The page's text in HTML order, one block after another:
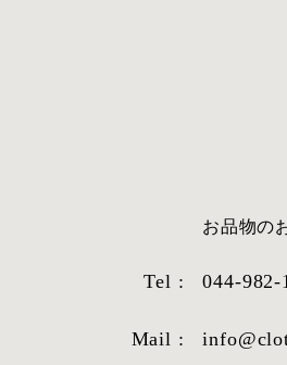
シャツ生地
お品物の
Tel : 044-982-
Mail :